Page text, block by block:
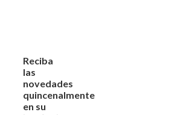
Reciba
las
novedades
quincenalmente
en su